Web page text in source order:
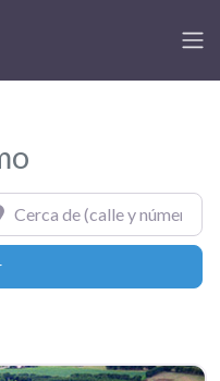
de (calle y número)
Buscar